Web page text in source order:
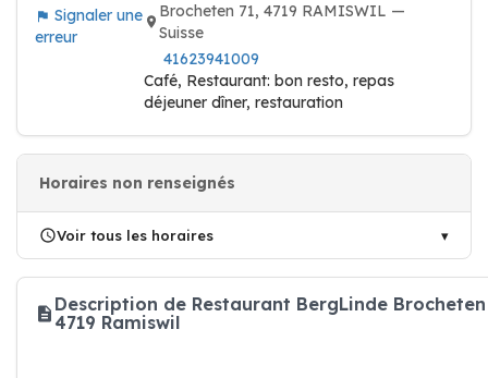
Signaler une
erreur
Brocheten 71, 4719 RAMISWIL —
Suisse
41623941009
Café, Restaurant: bon resto, repas
déjeuner dîner, restauration
Horaires non renseignés
Voir tous les horaires
Description de Restaurant BergLinde Brocheten
4719 Ramiswil